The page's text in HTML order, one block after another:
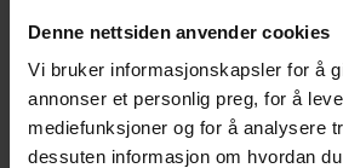
Denne nettsiden anvender cookies
Vi bruker informasjonskapsler for å
annonser et personlig preg, for å
mediefunksjoner og for å analysere
dessuten informasjon om hvordan
Solid konstruksjon
Den robuste metallrammen sørger for
med en maksimal vektkapasitet på 150
Hovedfunksjoner: